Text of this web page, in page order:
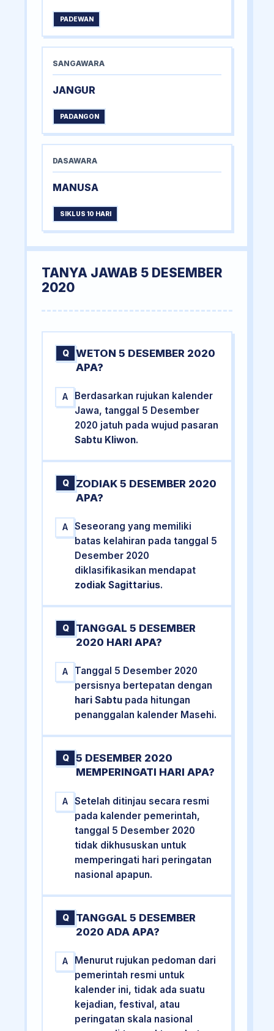
PADEWAN
SANGAWARA
JANGUR
PADANGON
DASAWARA
MANUSA
SIKLUS 10 HARI
TANYA JAWAB 5 DESEMBER
2020
Q
WETON 5 DESEMBER 2020
APA?
A
Berdasarkan rujukan kalender
Jawa, tanggal 5 Desember
2020 jatuh pada wujud pasaran
Sabtu Kliwon.
Q
ZODIAK 5 DESEMBER 2020
APA?
A
Seseorang yang memiliki
batas kelahiran pada tanggal 5
Desember 2020
diklasifikasikan mendapat
zodiak Sagittarius.
Q
TANGGAL 5 DESEMBER
2020 HARI APA?
A
Tanggal 5 Desember 2020
persisnya bertepatan dengan
hari Sabtu pada hitungan
penanggalan kalender Masehi.
Q
5 DESEMBER 2020
MEMPERINGATI HARI APA?
A
Setelah ditinjau secara resmi
pada kalender pemerintah,
tanggal 5 Desember 2020
tidak dikhususkan untuk
memperingati hari peringatan
nasional apapun.
Q
TANGGAL 5 DESEMBER
2020 ADA APA?
A
Menurut rujukan pedoman dari
pemerintah resmi untuk
kalender ini, tidak ada suatu
kejadian, festival, atau
peringatan skala nasional